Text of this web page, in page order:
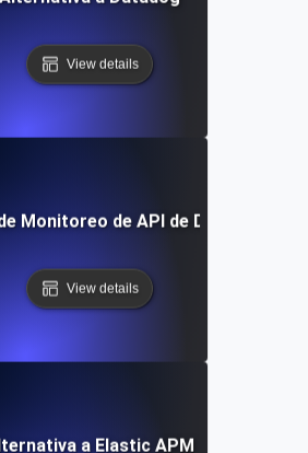
View details
Monitoreo de API de Dynatrace
View details
a Elastic APM